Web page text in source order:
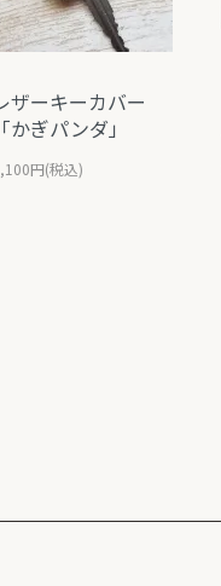
ザーキーカバー
「かぎパンダ」
円(税込)